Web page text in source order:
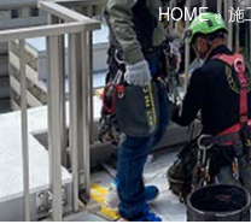
HOME»施